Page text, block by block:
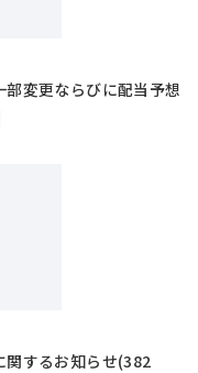
変更ならびに配当予想
関するお知らせ(382